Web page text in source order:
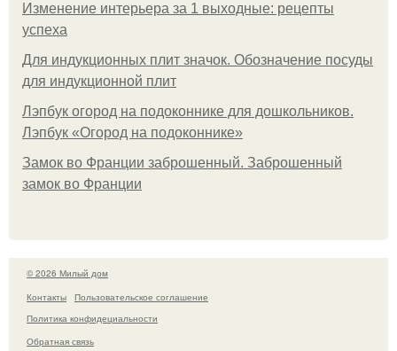
Изменение интерьера за 1 выходные: рецепты
успеха
Для индукционных плит значок. Обозначение посуды
для индукционной плит
Лэпбук огород на подоконнике для дошкольников.
Лэпбук «Огород на подоконнике»
Замок во Франции заброшенный. Заброшенный
замок во Франции
© 2026 Милый дом
Контакты
Пользовательское соглашение
Политика конфидециальности
Обратная связь